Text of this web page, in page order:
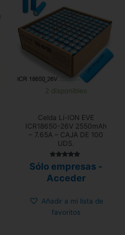
2 disponibles
Celda Lí-ION EVE
ICR18650-26V 2550mAh
– 7.65A – CAJA DE 100
UDS.
5.00
Sólo empresas -
Acceder
Añadir a mi lista de
favoritos